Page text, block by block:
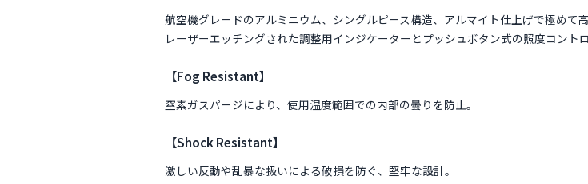
航空機グレードのアルミニウム、シングルピース構造、アルマイト仕上げで極めて
レーザーエッチングされた調整用インジケーターとプッシュボタン式の照度コント
【Fog Resistant】
窒素ガスパージにより、使用温度範囲での内部の曇りを防止。
【Shock Resistant】
激しい反動や乱暴な扱いによる破損を防ぐ、堅牢な設計。